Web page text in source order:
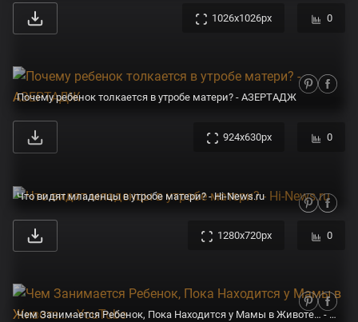
1026x1026px 0
Почему ребенок толкается в утробе матери? - АЗЕРТАДЖ
924x630px 0
Что видят младенцы в утробе матери? - Hi-News.ru
1280x720px 0
Чем Занимается Ребенок, Пока Находится у Мамы в Животе… - YouTube